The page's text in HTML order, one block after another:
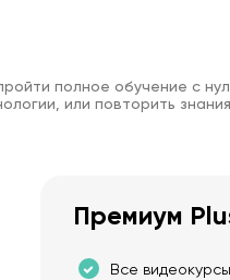
полное обучение с
или повторить
Премиум
Все